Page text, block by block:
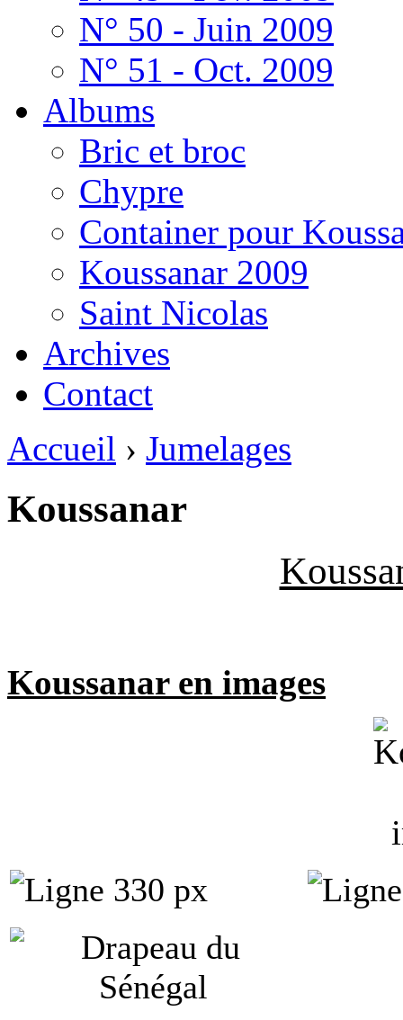
N° 50 - Juin 2009
N° 51 - Oct. 2009
Albums
Bric et broc
Chypre
Container pour
Koussanar 2009
Saint Nicolas
Archives
Contact
Accueil › Jumelages
Koussanar
Koussanar en images